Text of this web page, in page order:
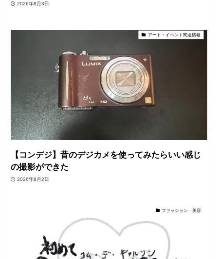
2026年8月3日
アート・イベント関連情報
【コンデジ】昔のデジカメを使ってみたらいい感じ
の撮影ができた
2026年8月2日
ファッション・美容